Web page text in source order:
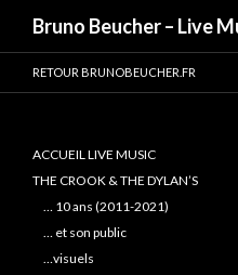
Bruno Beucher – Live
RETOUR BRUNOBEUCHER.FR
ACCUEIL LIVE MUSIC
THE CROOK & THE DYLAN’S
… 10 ans (2011-2021)
… et son public
…visuels